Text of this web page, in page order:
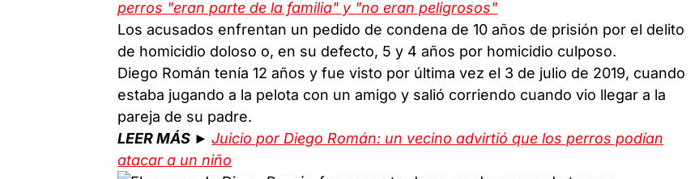
perros "eran parte de la familia" y "no eran peligrosos"
Los acusados enfrentan un pedido de condena de 10 años de prisión por el delito
de homicidio doloso o, en su defecto, 5 y 4 años por homicidio culposo.
Diego Román tenía 12 años y fue visto por última vez el 3 de julio de 2019, cuando
estaba jugando a la pelota con un amigo y salió corriendo cuando vio llegar a la
pareja de su padre.
LEER MÁS ►Juicio por Diego Román: un vecino advirtió que los perros podían
atacar a un niño